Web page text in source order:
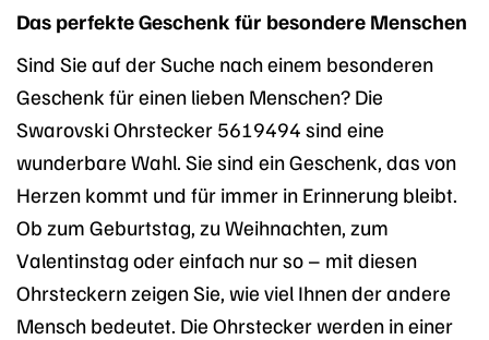
Das perfekte Geschenk für besondere Menschen
Sind Sie auf der Suche nach einem besonderen
Geschenk für einen lieben Menschen? Die
Swarovski Ohrstecker 5619494 sind eine
wunderbare Wahl. Sie sind ein Geschenk, das von
Herzen kommt und für immer in Erinnerung bleibt.
Ob zum Geburtstag, zu Weihnachten, zum
Valentinstag oder einfach nur so – mit diesen
Ohrsteckern zeigen Sie, wie viel Ihnen der andere
Mensch bedeutet. Die Ohrstecker werden in einer